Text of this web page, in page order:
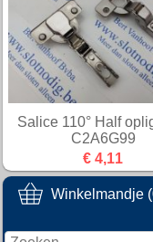
Winkelmandje
Salice 110° Half
C2A6G99
€ 4,11